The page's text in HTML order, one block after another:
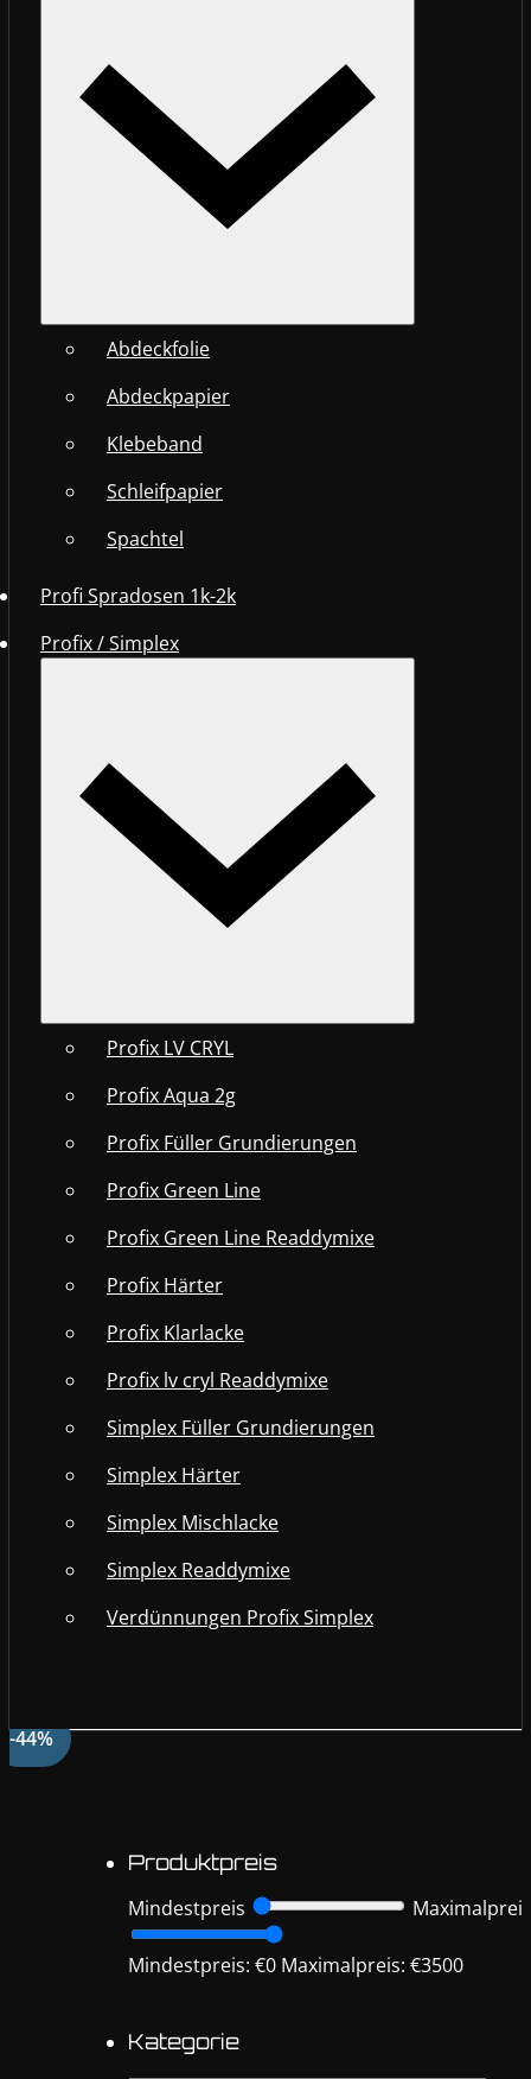
Abdeckfolie
Abdeckpapier
Klebeband
Schleifpapier
Spachtel
Profi Spradosen 1k-2k
Profix / Simplex
Profix LV CRYL
Profix Aqua 2g
Profix Füller Grundierungen
Profix Green Line
Profix Green Line Readdymixe
Profix Härter
Profix Klarlacke
Profix lv cryl Readdymixe
Simplex Füller Grundierungen
Simplex Härter
Simplex Mischlacke
Simplex Readdymixe
Verdünnungen Profix Simplex
Produktpreis
Mindestpreis
Maximalpreis
Mindestpreis: €0 Maximalpreis: €3500
Kategorie
-44%